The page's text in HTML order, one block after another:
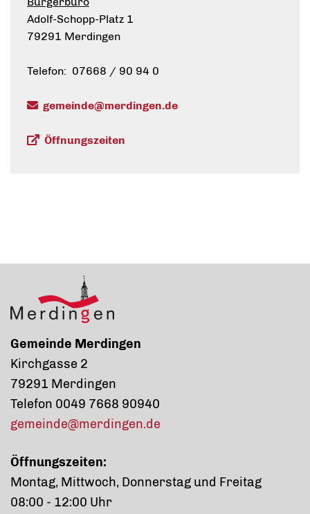
Adolf-Schopp-Platz 1
79291 Merdingen
Telefon: 07668 / 90 94 0
gemeinde@merdingen.de
Öffnungszeiten
Gemeinde Merdingen
Kirchgasse 2
79291 Merdingen
Telefon 0049 7668 90940
gemeinde@merdingen.de
Öffnungszeiten:
Montag, Mittwoch, Donnerstag und Freitag
08:00 - 12:00 Uhr